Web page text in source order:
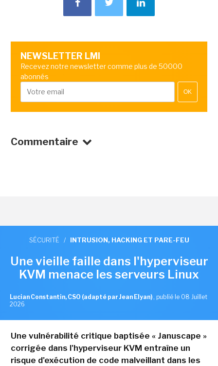
NEWSLETTER LMI
Recevez notre newsletter comme plus de 50000
abonnés
OK
Commentaire
SÉCURITÉ / INTRUSION, HACKING ET PARE-FEU
Une vieille faille dans l'hyperviseur
KVM menace les serveurs Linux
Lucian Constantin, CSO (adapté par Jean Elyan) , publié le 08 Juillet
2026
Une vulnérabilité critique baptisée « Januscape »
corrigée dans l'hyperviseur KVM entraîne un
risque d'exécution de code malveillant dans les